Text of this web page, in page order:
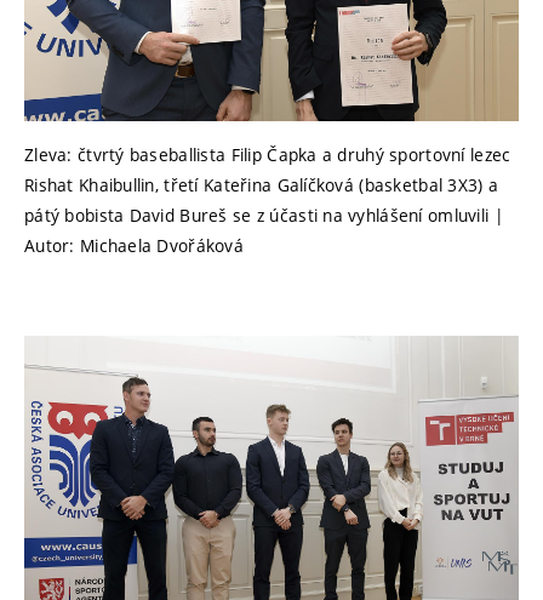
Zleva: čtvrtý baseballista Filip Čapka a druhý sportovní lezec
Rishat Khaibullin, třetí Kateřina Galíčková (basketbal 3X3) a
pátý bobista David Bureš se z účasti na vyhlášení omluvili |
Autor: Michaela Dvořáková